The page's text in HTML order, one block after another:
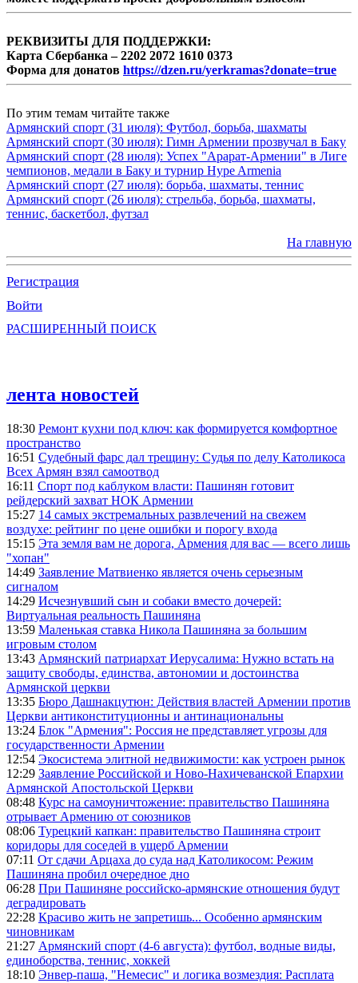
РЕКВИЗИТЫ ДЛЯ ПОДДЕРЖКИ:
Карта Сбербанка – 2202 2072 1610 0373
Форма для донатов https://dzen.ru/yerkramas?donate=true
По этим темам читайте также
Армянский спорт (31 июля): Футбол, борьба, шахматы
Армянский спорт (30 июля): Гимн Армении прозвучал в Баку
Армянский спорт (28 июля): Успех "Арарат-Армении" в Лиге
чемпионов, медали в Баку и турнир Hype Armenia
Армянский спорт (27 июля): борьба, шахматы, теннис
Армянский спорт (26 июля): стрельба, борьба, шахматы,
теннис, баскетбол, футзал
На главную
Регистрация
Войти
РАСШИРЕННЫЙ ПОИСК
лента новостей
18:30 Ремонт кухни под ключ: как формируется комфортное
пространство
16:51 Судебный фарс дал трещину: Судья по делу Католикоса
Всех Армян взял самоотвод
16:11 Спорт под каблуком власти: Пашинян готовит
рейдерский захват НОК Армении
15:27 14 самых экстремальных развлечений на свежем
воздухе: рейтинг по цене ошибки и порогу входа
15:15 Эта земля вам не дорога, Армения для вас — всего лишь
"хопан"
14:49 Заявление Матвиенко является очень серьезным
сигналом
14:29 Исчезнувший сын и собаки вместо дочерей:
Виртуальная реальность Пашиняна
13:59 Маленькая ставка Никола Пашиняна за большим
игровым столом
13:43 Армянский патриархат Иерусалима: Нужно встать на
защиту свободы, единства, автономии и достоинства
Армянской церкви
13:35 Бюро Дашнакцутюн: Действия властей Армении против
Церкви антиконституционны и антинациональны
13:24 Блок "Армения": Россия не представляет угрозы для
государственности Армении
12:54 Экосистема элитной недвижимости: как устроен рынок
12:29 Заявление Российской и Ново-Нахичеванской Епархии
Армянской Апостольской Церкви
08:48 Курс на самоуничтожение: правительство Пашиняна
отрывает Армению от союзников
08:06 Турецкий капкан: правительство Пашиняна строит
коридоры для соседей в ущерб Армении
07:11 От сдачи Арцаха до суда над Католикосом: Режим
Пашиняна пробил очередное дно
06:28 При Пашиняне российско-армянские отношения будут
деградировать
22:28 Красиво жить не запретишь... Особенно армянским
чиновникам
21:27 Армянский спорт (4-6 августа): футбол, водные виды,
единоборства, теннис, хоккей
18:10 Энвер-паша, "Немесис" и логика возмездия: Расплата